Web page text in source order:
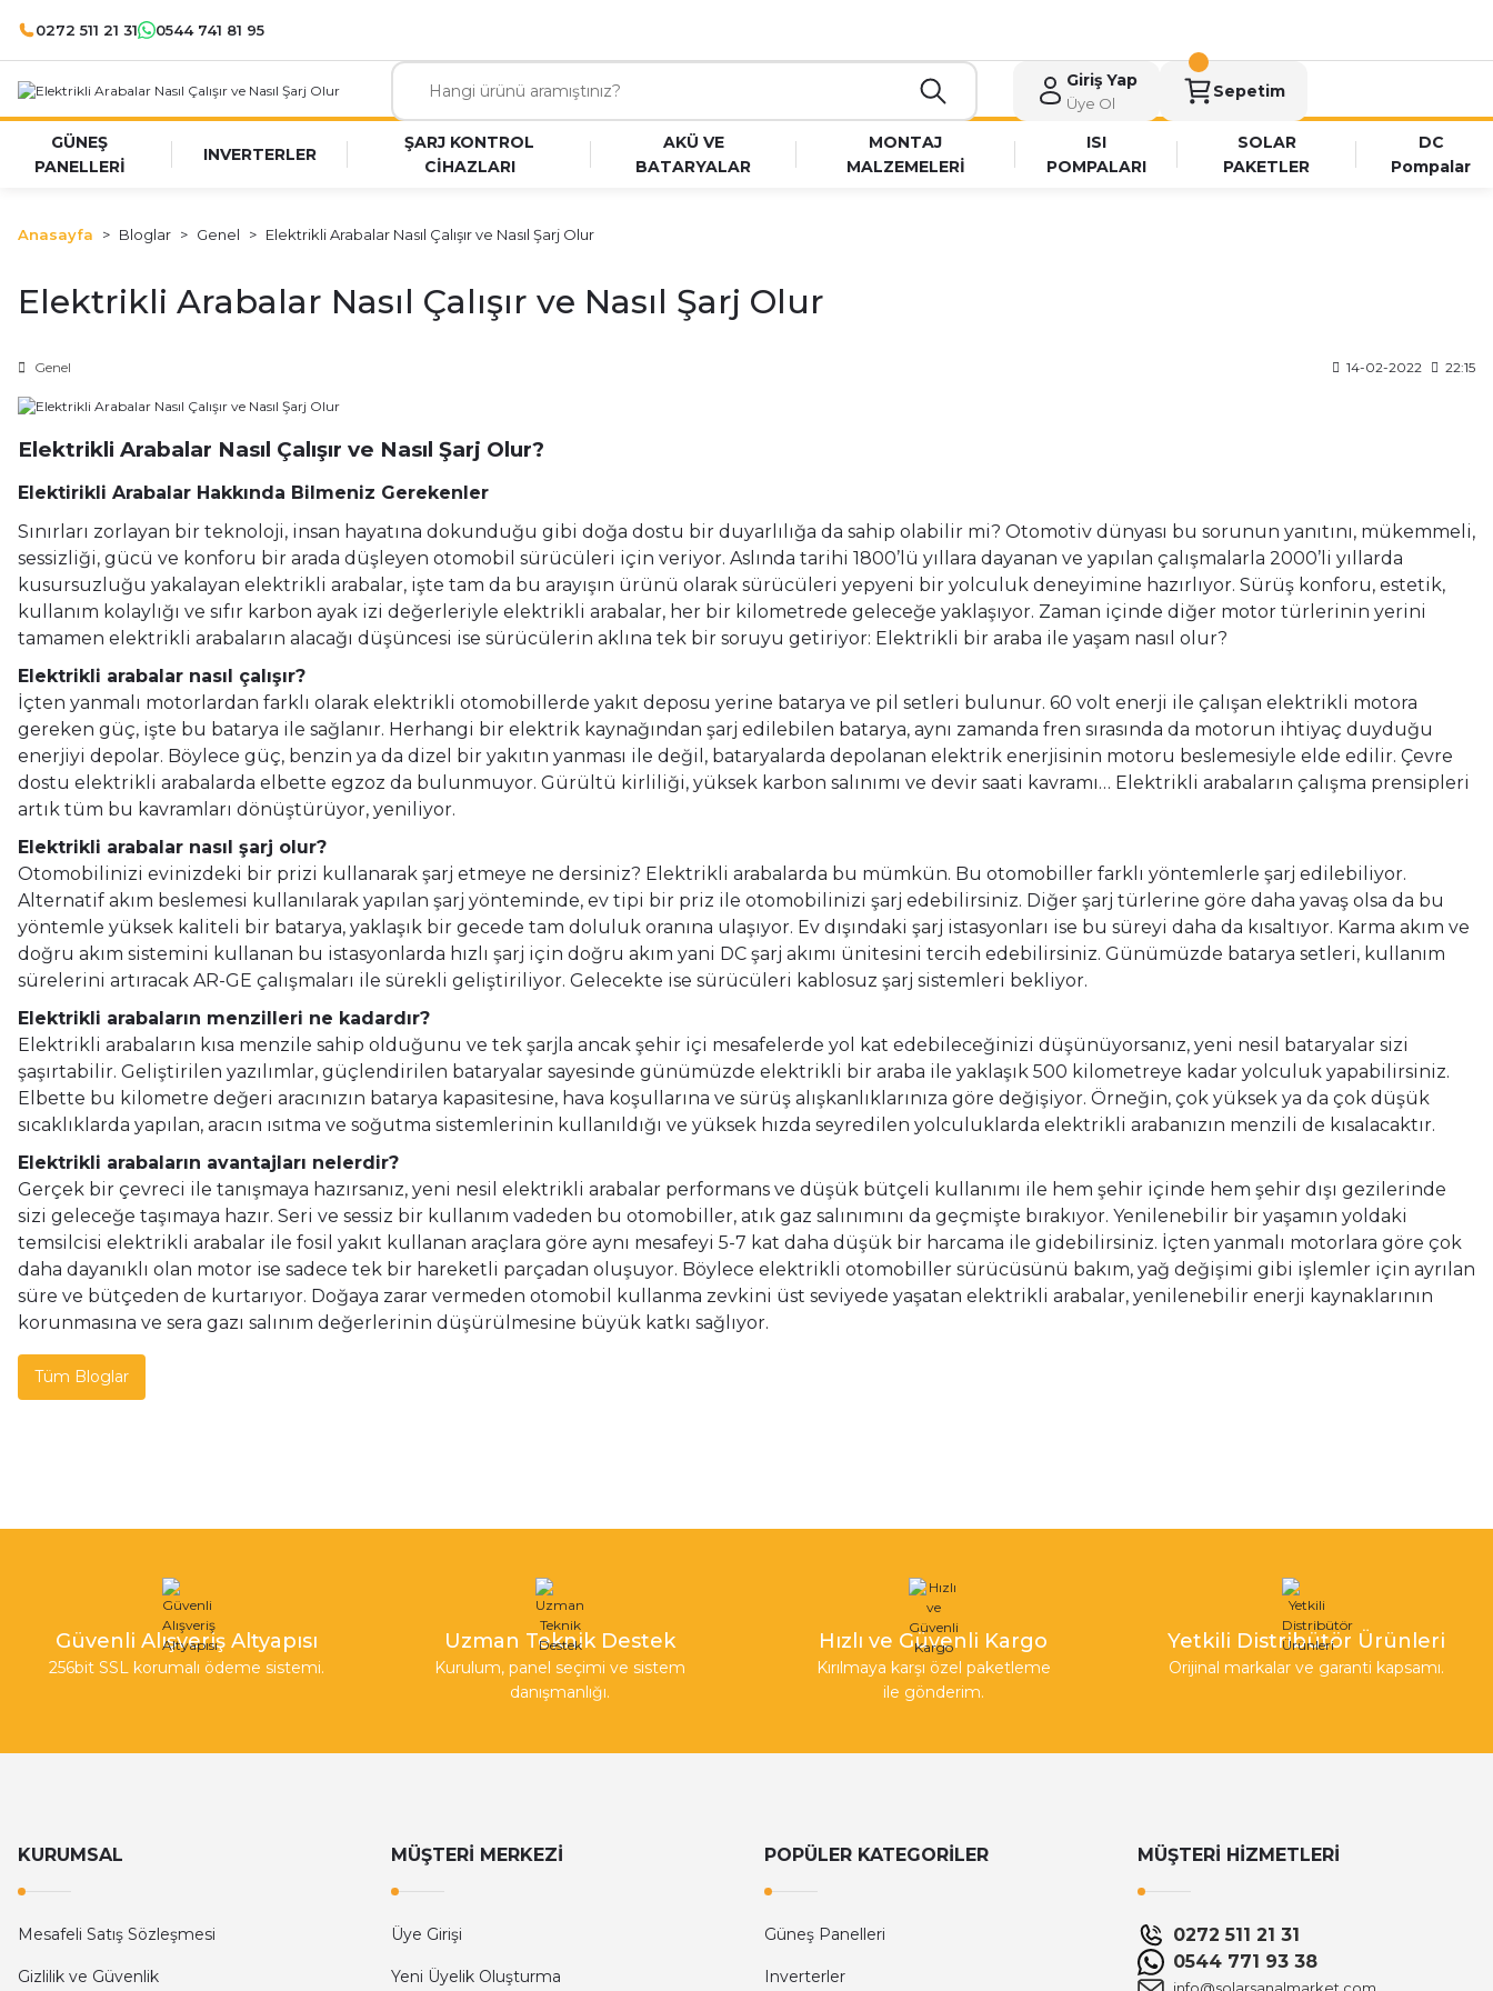
0272 511 21 31 0544 741 81 95
Giriş Yap
Üye Ol
Sepetim
GÜNEŞ
PANELLERİ
INVERTERLER
ŞARJ KONTROL
CİHAZLARI
AKÜ VE
BATARYALAR
MONTAJ
MALZEMELERİ
ISI
POMPALARI
SOLAR
PAKETLER
DC
Pompalar
Anasayfa Bloglar Genel Elektrikli Arabalar Nasıl Çalışır ve Nasıl Şarj Olur
Elektrikli Arabalar Nasıl Çalışır ve Nasıl Şarj Olur
Genel 14-02-2022 22:15
Elektrikli Arabalar Nasıl Çalışır ve Nasıl Şarj Olur?
Elektirikli Arabalar Hakkında Bilmeniz Gerekenler
Sınırları zorlayan bir teknoloji, insan hayatına dokunduğu gibi doğa dostu bir duyarlılığa da sahip olabilir mi? Otomotiv dünyası bu sorunun yanıtını, mükemmeli,
sessizliği, gücü ve konforu bir arada düşleyen otomobil sürücüleri için veriyor. Aslında tarihi 1800’lü yıllara dayanan ve yapılan çalışmalarla 2000’li yıllarda
kusursuzluğu yakalayan elektrikli arabalar, işte tam da bu arayışın ürünü olarak sürücüleri yepyeni bir yolculuk deneyimine hazırlıyor. Sürüş konforu, estetik,
kullanım kolaylığı ve sıfır karbon ayak izi değerleriyle elektrikli arabalar, her bir kilometrede geleceğe yaklaşıyor. Zaman içinde diğer motor türlerinin yerini
tamamen elektrikli arabaların alacağı düşüncesi ise sürücülerin aklına tek bir soruyu getiriyor: Elektrikli bir araba ile yaşam nasıl olur?
Elektrikli arabalar nasıl çalışır?
İçten yanmalı motorlardan farklı olarak elektrikli otomobillerde yakıt deposu yerine batarya ve pil setleri bulunur. 60 volt enerji ile çalışan elektrikli motora
gereken güç, işte bu batarya ile sağlanır. Herhangi bir elektrik kaynağından şarj edilebilen batarya, aynı zamanda fren sırasında da motorun ihtiyaç duyduğu
enerjiyi depolar. Böylece güç, benzin ya da dizel bir yakıtın yanması ile değil, bataryalarda depolanan elektrik enerjisinin motoru beslemesiyle elde edilir. Çevre
dostu elektrikli arabalarda elbette egzoz da bulunmuyor. Gürültü kirliliği, yüksek karbon salınımı ve devir saati kavramı… Elektrikli arabaların çalışma prensipleri
artık tüm bu kavramları dönüştürüyor, yeniliyor.
Elektrikli arabalar nasıl şarj olur?
Otomobilinizi evinizdeki bir prizi kullanarak şarj etmeye ne dersiniz? Elektrikli arabalarda bu mümkün. Bu otomobiller farklı yöntemlerle şarj edilebiliyor.
Alternatif akım beslemesi kullanılarak yapılan şarj yönteminde, ev tipi bir priz ile otomobilinizi şarj edebilirsiniz. Diğer şarj türlerine göre daha yavaş olsa da bu
yöntemle yüksek kaliteli bir batarya, yaklaşık bir gecede tam doluluk oranına ulaşıyor. Ev dışındaki şarj istasyonları ise bu süreyi daha da kısaltıyor. Karma akım ve
doğru akım sistemini kullanan bu istasyonlarda hızlı şarj için doğru akım yani DC şarj akımı ünitesini tercih edebilirsiniz. Günümüzde batarya setleri, kullanım
sürelerini artıracak AR-GE çalışmaları ile sürekli geliştiriliyor. Gelecekte ise sürücüleri kablosuz şarj sistemleri bekliyor.
Elektrikli arabaların menzilleri ne kadardır?
Elektrikli arabaların kısa menzile sahip olduğunu ve tek şarjla ancak şehir içi mesafelerde yol kat edebileceğinizi düşünüyorsanız, yeni nesil bataryalar sizi
şaşırtabilir. Geliştirilen yazılımlar, güçlendirilen bataryalar sayesinde günümüzde elektrikli bir araba ile yaklaşık 500 kilometreye kadar yolculuk yapabilirsiniz.
Elbette bu kilometre değeri aracınızın batarya kapasitesine, hava koşullarına ve sürüş alışkanlıklarınıza göre değişiyor. Örneğin, çok yüksek ya da çok düşük
sıcaklıklarda yapılan, aracın ısıtma ve soğutma sistemlerinin kullanıldığı ve yüksek hızda seyredilen yolculuklarda elektrikli arabanızın menzili de kısalacaktır.
Elektrikli arabaların avantajları nelerdir?
Gerçek bir çevreci ile tanışmaya hazırsanız, yeni nesil elektrikli arabalar performans ve düşük bütçeli kullanımı ile hem şehir içinde hem şehir dışı gezilerinde
sizi geleceğe taşımaya hazır. Seri ve sessiz bir kullanım vadeden bu otomobiller, atık gaz salınımını da geçmişte bırakıyor. Yenilenebilir bir yaşamın yoldaki
temsilcisi elektrikli arabalar ile fosil yakıt kullanan araçlara göre aynı mesafeyi 5-7 kat daha düşük bir harcama ile gidebilirsiniz. İçten yanmalı motorlara göre çok
daha dayanıklı olan motor ise sadece tek bir hareketli parçadan oluşuyor. Böylece elektrikli otomobiller sürücüsünü bakım, yağ değişimi gibi işlemler için ayrılan
süre ve bütçeden de kurtarıyor. Doğaya zarar vermeden otomobil kullanma zevkini üst seviyede yaşatan elektrikli arabalar, yenilenebilir enerji kaynaklarının
korunmasına ve sera gazı salınım değerlerinin düşürülmesine büyük katkı sağlıyor.
Tüm Bloglar
Güvenli Alışveriş Altyapısı
256bit SSL korumalı ödeme sistemi.
Uzman Teknik Destek
Kurulum, panel seçimi ve sistem
danışmanlığı.
Hızlı ve Güvenli Kargo
Kırılmaya karşı özel paketleme
ile gönderim.
Yetkili Distribütör Ürünleri
Orijinal markalar ve garanti kapsamı.
KURUMSAL
Mesafeli Satış Sözleşmesi
Gizlilik ve Güvenlik
MÜŞTERİ MERKEZİ
Üye Girişi
Yeni Üyelik Oluşturma
POPÜLER KATEGORİLER
Güneş Panelleri
Inverterler
MÜŞTERİ HİZMETLERİ
0272 511 21 31
0544 771 93 38